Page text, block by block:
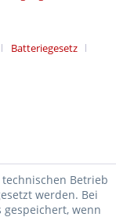
Batteriegesetz
Betrieb
werden. Bei
gespeichert, wenn